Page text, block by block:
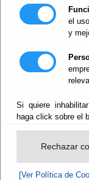
el
y
Si quiere
haga click sobre el
Rechazar
[Ver Política de
- Formas de
de